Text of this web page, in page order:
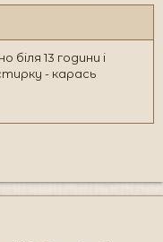
біля 13 години і
- карась